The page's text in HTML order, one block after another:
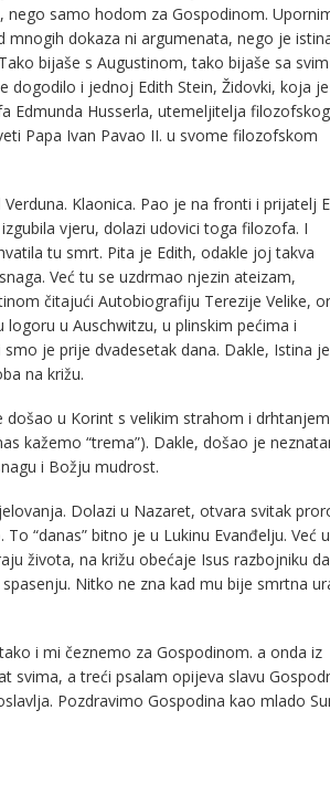
samo hodom za Gospodinom.
dokaza ni argumenata, nego je
bijaše s Augustinom, tako bijaše sa svim
dogodilo i jednoj Edith Stein, Židovki, koja je
Edmunda Husserla, utemeljitelja filozofskog
Papa Ivan Pavao II. u svome filozofskom
Klaonica. Pao je na fronti i prijatelj
vjeru, dolazi udovici toga filozofa. I
tu smrt. Pita je Edith, odakle joj takva
Već tu se uzdrmao njezin ateizam,
čitajući Autobiografiju Terezije Velike,
u Auschwitzu, u plinskim pećima i
je prije dvadesetak dana. Dakle, Istina je
na križu.
došao u Korint s velikim strahom i drhtanjem
kažemo “trema”). Dakle, došao je
i Božju mudrost.
Dolazi u Nazaret, otvara svitak
“danas” bitno je u Lukinu Evanđelju. Već u
života, na križu obećaje Isus razbojniku
Nitko ne zna kad mu bije smrtna
i mi čeznemo za Gospodinom. a onda iz
svima, a treći psalam opijeva slavu
Pozdravimo Gospodina kao mlado